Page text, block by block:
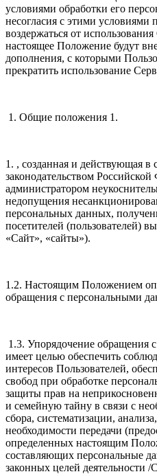
условиями обработки его
несогласия с этими условиями
воздержаться от
настоящее Положение будут
дополнения, с которыми
прекратить использование
1. Общие положения 1.
1. , созданная и действующая в
законодательством
администратором
недопущения
персональных данных,
посетителей (пользователей)
«Сайт», «сайты»).
1.2. Настоящим Положением
обращения с персональными
1.3. Упорядочение обращения
имеет целью обеспечить
интересов Пользователей,
свобод при обработке
защиты прав на
и семейную тайну в связи с
сбора, систематизации,
необходимости передачи
определенных настоящим
составляющих персональные
законных целей деятельности /